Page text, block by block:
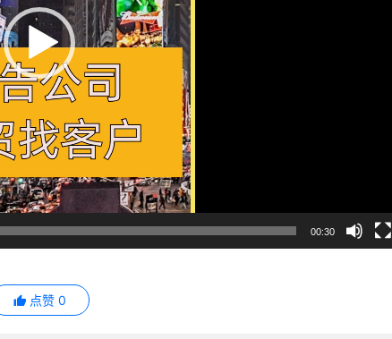
00:30
点赞 0